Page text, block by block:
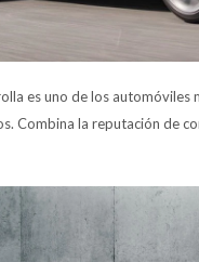
es uno de los automóviles
Combina la reputación de